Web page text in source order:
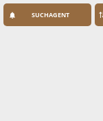
SUCHAGENT